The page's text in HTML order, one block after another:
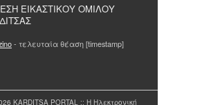
ΕΙΚΑΣΤΙΚΟΥ ΟΜΙΛΟΥ
- τελευταία θέαση [timestamp]
KARDITSA PORTAL :: Η Ηλεκτρονική